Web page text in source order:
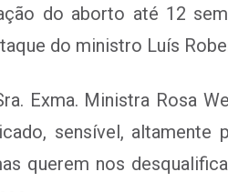
do aborto até 12
do ministro Luís
Exma. Ministra Rosa
sensível,
querem nos